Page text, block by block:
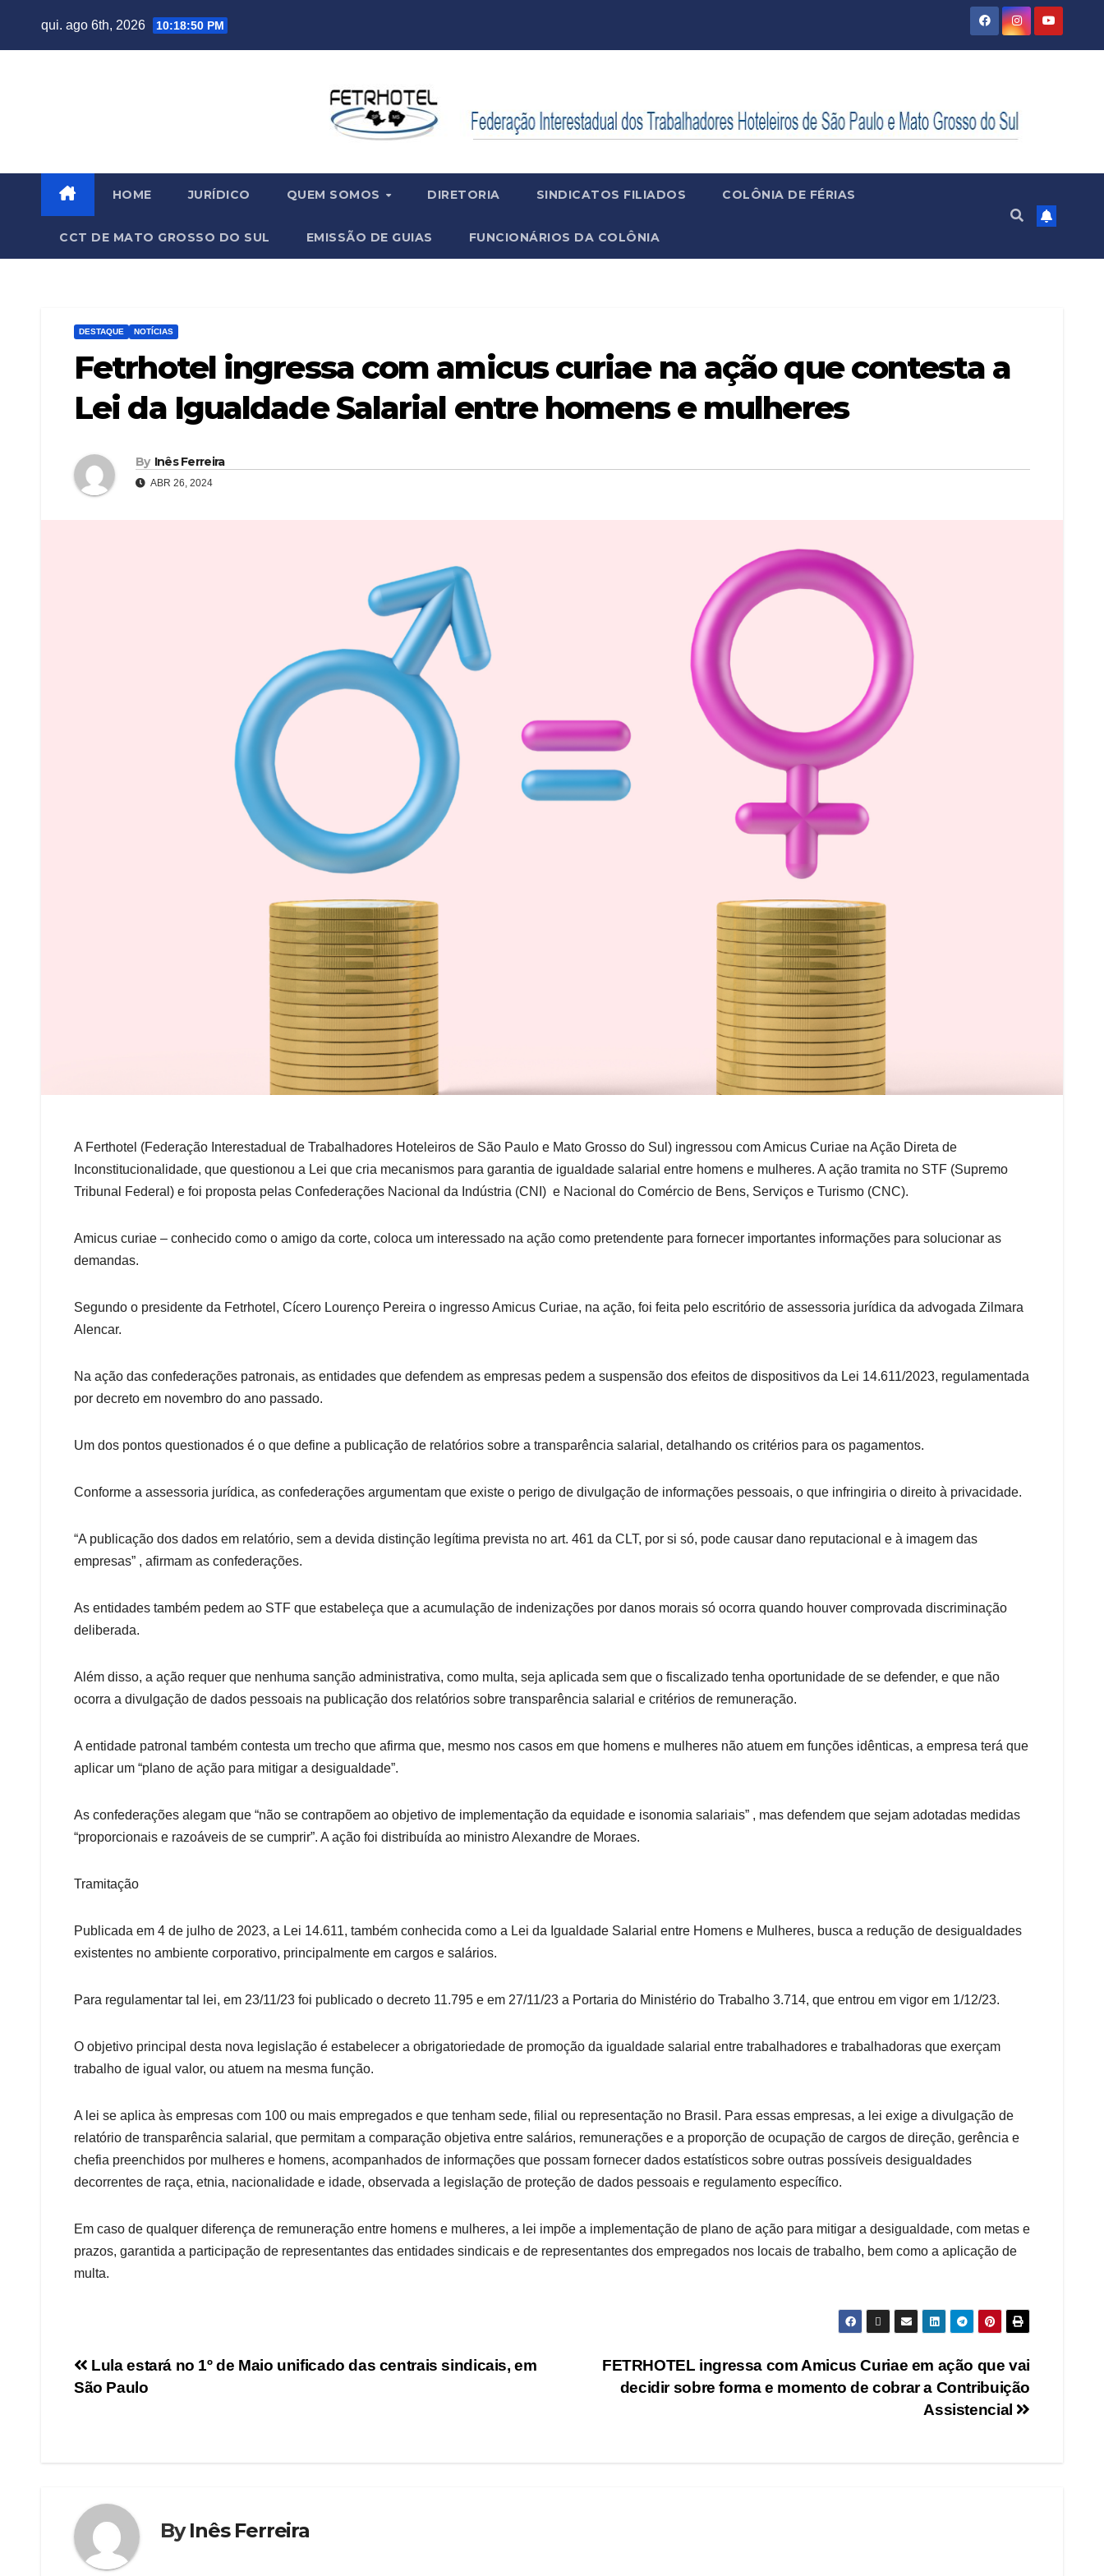
qui. ago 6th, 2026 10:18:51 PM
HOME JURÍDICO QUEM SOMOS DIRETORIA SINDICATOS FILIADOS COLÔNIA DE FÉRIAS
CCT DE MATO GROSSO DO SUL EMISSÃO DE GUIAS FUNCIONÁRIOS DA COLÔNIA
DESTAQUE NOTÍCIAS
Fetrhotel ingressa com amicus curiae na ação que contesta a
Lei da Igualdade Salarial entre homens e mulheres
By Inês Ferreira
ABR 26, 2024
A Ferthotel (Federação Interestadual de Trabalhadores Hoteleiros de São Paulo e Mato Grosso do Sul) ingressou com Amicus Curiae na Ação Direta de
Inconstitucionalidade, que questionou a Lei que cria mecanismos para garantia de igualdade salarial entre homens e mulheres. A ação tramita no STF (Supremo
Tribunal Federal) e foi proposta pelas Confederações Nacional da Indústria (CNI) e Nacional do Comércio de Bens, Serviços e Turismo (CNC).
Amicus curiae – conhecido como o amigo da corte, coloca um interessado na ação como pretendente para fornecer importantes informações para solucionar as
demandas.
Segundo o presidente da Fetrhotel, Cícero Lourenço Pereira o ingresso Amicus Curiae, na ação, foi feita pelo escritório de assessoria jurídica da advogada Zilmara
Alencar.
Na ação das confederações patronais, as entidades que defendem as empresas pedem a suspensão dos efeitos de dispositivos da Lei 14.611/2023, regulamentada
por decreto em novembro do ano passado.
Um dos pontos questionados é o que define a publicação de relatórios sobre a transparência salarial, detalhando os critérios para os pagamentos.
Conforme a assessoria jurídica, as confederações argumentam que existe o perigo de divulgação de informações pessoais, o que infringiria o direito à privacidade.
“A publicação dos dados em relatório, sem a devida distinção legítima prevista no art. 461 da CLT, por si só, pode causar dano reputacional e à imagem das
empresas” , afirmam as confederações.
As entidades também pedem ao STF que estabeleça que a acumulação de indenizações por danos morais só ocorra quando houver comprovada discriminação
deliberada.
Além disso, a ação requer que nenhuma sanção administrativa, como multa, seja aplicada sem que o fiscalizado tenha oportunidade de se defender, e que não
ocorra a divulgação de dados pessoais na publicação dos relatórios sobre transparência salarial e critérios de remuneração.
A entidade patronal também contesta um trecho que afirma que, mesmo nos casos em que homens e mulheres não atuem em funções idênticas, a empresa terá que
aplicar um “plano de ação para mitigar a desigualdade”.
As confederações alegam que “não se contrapõem ao objetivo de implementação da equidade e isonomia salariais” , mas defendem que sejam adotadas medidas
“proporcionais e razoáveis de se cumprir”. A ação foi distribuída ao ministro Alexandre de Moraes.
Tramitação
Publicada em 4 de julho de 2023, a Lei 14.611, também conhecida como a Lei da Igualdade Salarial entre Homens e Mulheres, busca a redução de desigualdades
existentes no ambiente corporativo, principalmente em cargos e salários.
Para regulamentar tal lei, em 23/11/23 foi publicado o decreto 11.795 e em 27/11/23 a Portaria do Ministério do Trabalho 3.714, que entrou em vigor em 1/12/23.
O objetivo principal desta nova legislação é estabelecer a obrigatoriedade de promoção da igualdade salarial entre trabalhadores e trabalhadoras que exerçam
trabalho de igual valor, ou atuem na mesma função.
A lei se aplica às empresas com 100 ou mais empregados e que tenham sede, filial ou representação no Brasil. Para essas empresas, a lei exige a divulgação de
relatório de transparência salarial, que permitam a comparação objetiva entre salários, remunerações e a proporção de ocupação de cargos de direção, gerência e
chefia preenchidos por mulheres e homens, acompanhados de informações que possam fornecer dados estatísticos sobre outras possíveis desigualdades
decorrentes de raça, etnia, nacionalidade e idade, observada a legislação de proteção de dados pessoais e regulamento específico.
Em caso de qualquer diferença de remuneração entre homens e mulheres, a lei impõe a implementação de plano de ação para mitigar a desigualdade, com metas e
prazos, garantida a participação de representantes das entidades sindicais e de representantes dos empregados nos locais de trabalho, bem como a aplicação de
multa.
FETRHOTEL ingressa com Amicus Curiae em ação que vai
decidir sobre forma e momento de cobrar a Contribuição
Assistencial
Lula estará no 1º de Maio unificado das centrais sindicais, em
São Paulo
ByInês Ferreira